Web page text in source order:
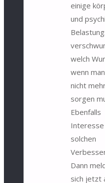
einige
und
welch
wenn
nicht
sorgen
Ebenfalls
Interesse
solchen
Dann
sich jetzt